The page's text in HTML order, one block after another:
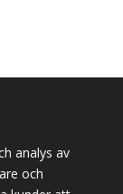
analys av
och